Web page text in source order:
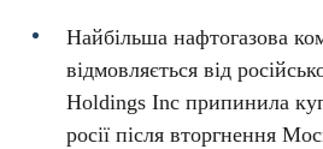
Найбільша нафтогазова
відмовляється від
Holdings Inc припинила
росії після вторгнення